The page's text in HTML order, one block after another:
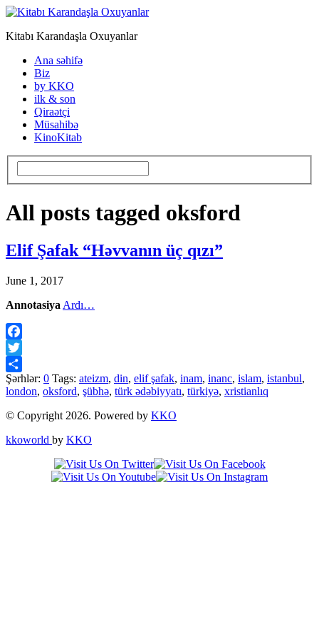
Kitabı Karandaşla Oxuyanlar
Ana səhifə
Biz
by KKO
ilk & son
Qiraətçi
Müsahibə
KinoKitab
All posts tagged oksford
Elif Şafak “Həvvanın üç qızı”
June 1, 2017
Annotasiya Ardı…
Facebook
Twitter
Share
Şərhlər: 0 Tags: ateizm, din, elif şafak, inam, inanc, islam, istanbul,
london, oksford, şübhə, türk ədəbiyyatı, türkiyə, xristianlıq
© Copyright 2026. Powered by KKO
kkoworld by KKO